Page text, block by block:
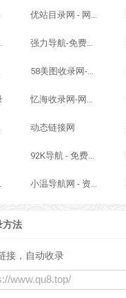
优站目录网 - 网址导航分类网站目录 - 自助网址提交自动收录
强力导航-免费网站分类导航，提交收录，秒收录
58美图收录网-自动收录网站-流量交换-自动链
忆海收录网-网址外链_自动收录网站_自助友情链接平台_网站广告_软文发布_站长交易_站长资源
动态链接网
92K导航 - 免费自动秒收录网址导航
小温导航网 - 资源网址导航，汇集各大资源网，全网优质教程技术网，搜集资源就从这里开始
方法
接，自动收录